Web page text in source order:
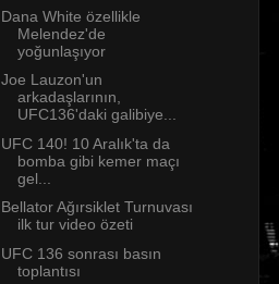
Dana White özellikle
Melendez'de
yoğunlaşıyor
Joe Lauzon'un
arkadaşlarının,
UFC136'daki galibiye...
UFC 140! 10 Aralık'ta da
bomba gibi kemer maçı
gel...
Bellator Ağırsiklet Turnuvası
ilk tur video özeti
UFC 136 sonrası basın
toplantısı